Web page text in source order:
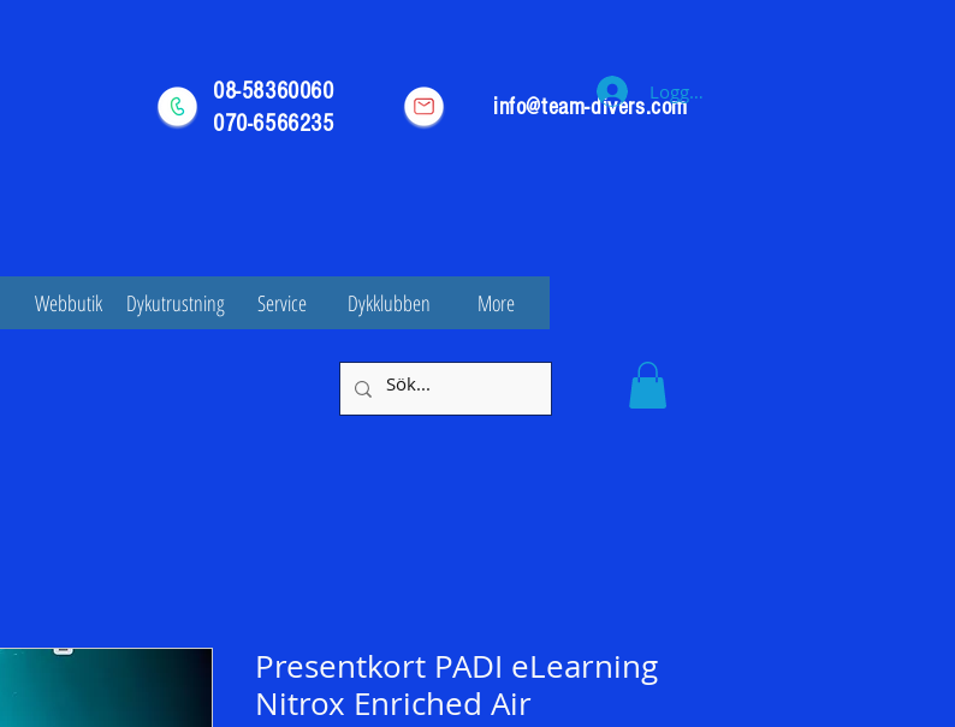
08-58360060
070-6566235
info@team-divers.com
Logga in
Webbutik Dykutrustning Service Dykklubben More
Presentkort PADI eLearning
Nitrox Enriched Air